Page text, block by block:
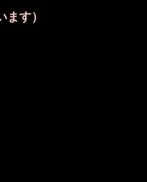
でき、照射部位の角度
射間隔は業務用に劣らな
、1回でより多くの範囲
げ、ボタンを押す手間が
す）